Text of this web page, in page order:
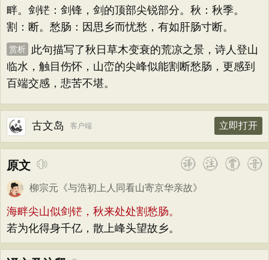
畔。剑铓：剑锋，剑的顶部尖锐部分。秋：秋季。
割：断。愁肠：因思乡而忧愁，有如肝肠寸断。
赏析
此句描写了秋日草木变衰的荒凉之景，诗人登山
临水，触目伤怀，山峦的尖峰似能割断愁肠，更感到
百端交感，悲苦不堪。
古文岛 客户端 立即打开
原文
柳宗元 《与浩初上人同看山寄京华亲故》
海畔尖山似剑铓，秋来处处割愁肠。
若为化得身千亿，散上峰头望故乡。